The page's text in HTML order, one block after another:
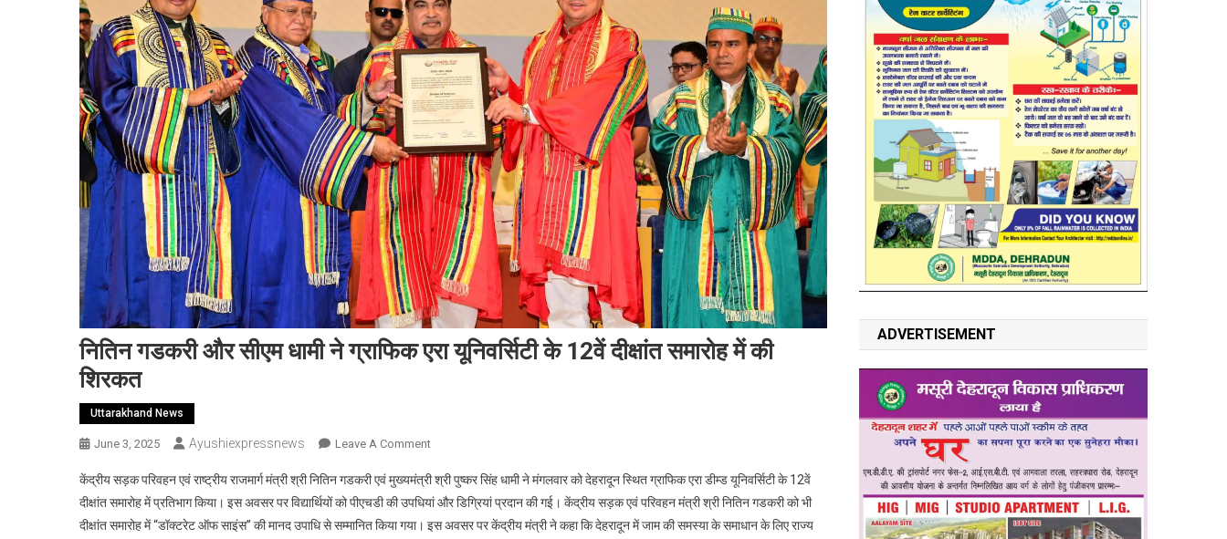
नितिन गडकरी और सीएम धामी ने ग्राफिक एरा यूनिवर्सिटी के 12वें दीक्षांत समारोह में की
शिरकत
Uttarakhand News
June 3, 2025 Ayushiexpressnews Leave A CommentOn
गडकरी
और
सीएम
केंद्रीय सड़क परिवहन एवं राष्ट्रीय राजमार्ग मंत्री श्री नितिन गडकरी एवं मुख्यमंत्री श्री पुष्कर सिंह धामी ने मंगलवार को देहरादून स्थित ग्राफिक एरा डीम्ड यूनिवर्सिटी के 12वें
दीक्षांत समारोह में प्रतिभाग किया। इस अवसर पर विद्यार्थियों को पीएचडी की उपधियां और डिग्रियां प्रदान की गई। केंद्रीय सड़क एवं परिवहन मंत्री श्री नितिन गडकरी को भी
दीक्षांत समारोह में ‘‘डॉक्टरेट ऑफ साइंस’’ की मानद उपाधि से सम्मानित किया गया। इस अवसर पर केंद्रीय मंत्री ने कहा कि देहरादून में जाम की समस्या के समाधान के लिए राज्य
ADVERTISEMENT